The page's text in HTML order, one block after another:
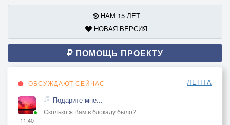
НАМ 15 ЛЕТ
НОВАЯ ВЕРСИЯ
ПОМОЩЬ ПРОЕКТУ
ОБСУЖДАЮТ СЕЙЧАС ЛЕНТА
11:40
Подарите мне...
Сколько ж Вам в блокаду было?